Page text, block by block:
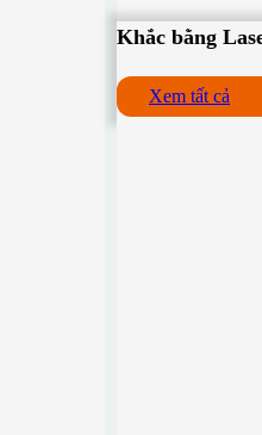
Khắc bằng
Xem tất cả